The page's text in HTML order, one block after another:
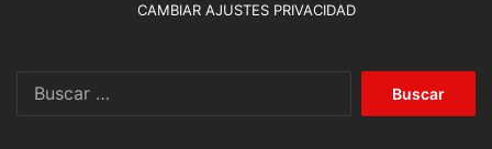
CAMBIAR AJUSTES PRIVACIDAD